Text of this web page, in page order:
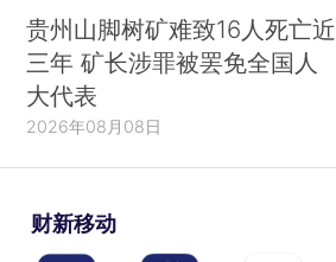
贵州山脚树矿难致16人死亡近
三年 矿长涉罪被罢免全国人
大代表
2026年08月08日
财新移动